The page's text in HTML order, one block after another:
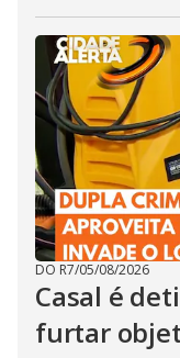
DO R7/05/08/2026
Casal é
furtar